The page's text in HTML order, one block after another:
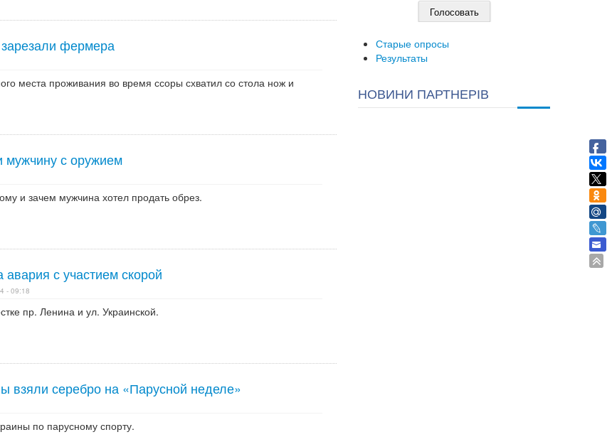
фермера
места проживания во время ссоры схватил со стола нож и
мужчину с оружием
и зачем мужчина хотел продать обрез.
с участием скорой
- 09:18
пр. Ленина и ул. Украинской.
взяли серебро на «Парусной неделе»
по парусному спорту.
Старые опросы
Результаты
НОВИНИ ПАРТНЕРІВ